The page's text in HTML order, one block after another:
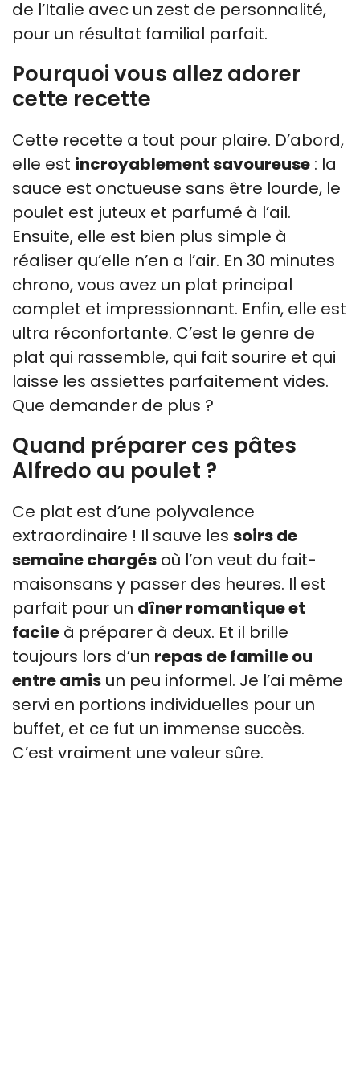
de l’Italie avec un zest de personnalité,
pour un résultat familial parfait.
Pourquoi vous allez adorer
cette recette
Cette recette a tout pour plaire. D’abord,
elle est incroyablement savoureuse : la
sauce est onctueuse sans être lourde, le
poulet est juteux et parfumé à l’ail.
Ensuite, elle est bien plus simple à
réaliser qu’elle n’en a l’air. En 30 minutes
chrono, vous avez un plat principal
complet et impressionnant. Enfin, elle est
ultra réconfortante. C’est le genre de
plat qui rassemble, qui fait sourire et qui
laisse les assiettes parfaitement vides.
Que demander de plus ?
Quand préparer ces pâtes
Alfredo au poulet ?
Ce plat est d’une polyvalence
extraordinaire ! Il sauve les soirs de
semaine chargés où l’on veut du fait-
maisonsans y passer des heures. Il est
parfait pour un dîner romantique et
facile à préparer à deux. Et il brille
toujours lors d’un repas de famille ou
entre amis un peu informel. Je l’ai même
servi en portions individuelles pour un
buffet, et ce fut un immense succès.
C’est vraiment une valeur sûre.